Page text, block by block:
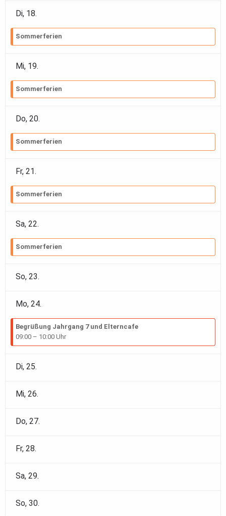
Di, 18.
Sommerferien
Mi, 19.
Sommerferien
Do, 20.
Sommerferien
Fr, 21.
Sommerferien
Sa, 22.
Sommerferien
So, 23.
Mo, 24.
Begrüßung Jahrgang 7 und Elterncafe
09:00 – 10:00 Uhr
Di, 25.
Mi, 26.
Do, 27.
Fr, 28.
Sa, 29.
So, 30.